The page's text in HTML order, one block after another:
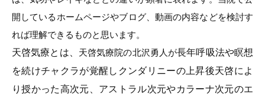
開しているホームページやブログ、動画の内容などを検討す
れば理解できるものと思います。
天啓気療とは、 天啓気療院の北沢勇人が長年呼吸法や瞑想
を続けチャクラが覚醒しクンダリニーの上昇後天啓によ
り授かった高次元、アストラル次元やカラーナ次元のエ